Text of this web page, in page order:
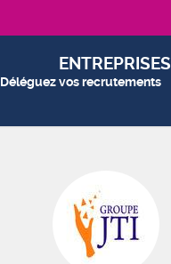
ENTREPRISES
Déléguez vos recrutements